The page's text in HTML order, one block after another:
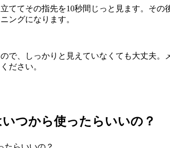
ててその指先を10秒間じっと見ます。そ
ングになります。
で、しっかりと見えていなくても大丈夫
ださい。
いつから使ったらいいの？